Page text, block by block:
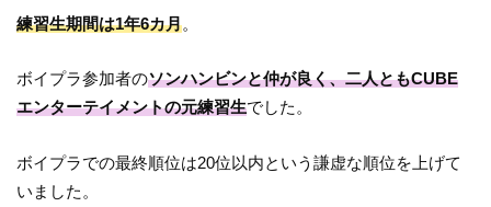
練習生期間は1年6カ月。
ボイプラ参加者のソンハンビンと仲が良く、二人ともCUBE
エンターテイメントの元練習生でした。
ボイプラでの最終順位は20位以内という謙虚な順位を上げて
いました。